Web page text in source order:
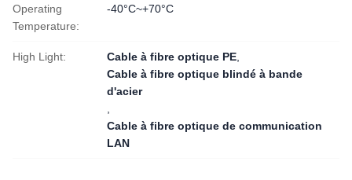
Operating
Temperature:
-40°C~+70°C
High Light: Cable à fibre optique PE
Cable à fibre optique blindé à bande
d'acier
Cable à fibre optique de communication
LAN